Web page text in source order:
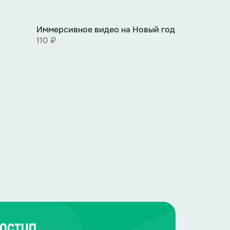
Ты же говорила, что не хочешь
Иммерсивное видео на Новый год
110 ₽